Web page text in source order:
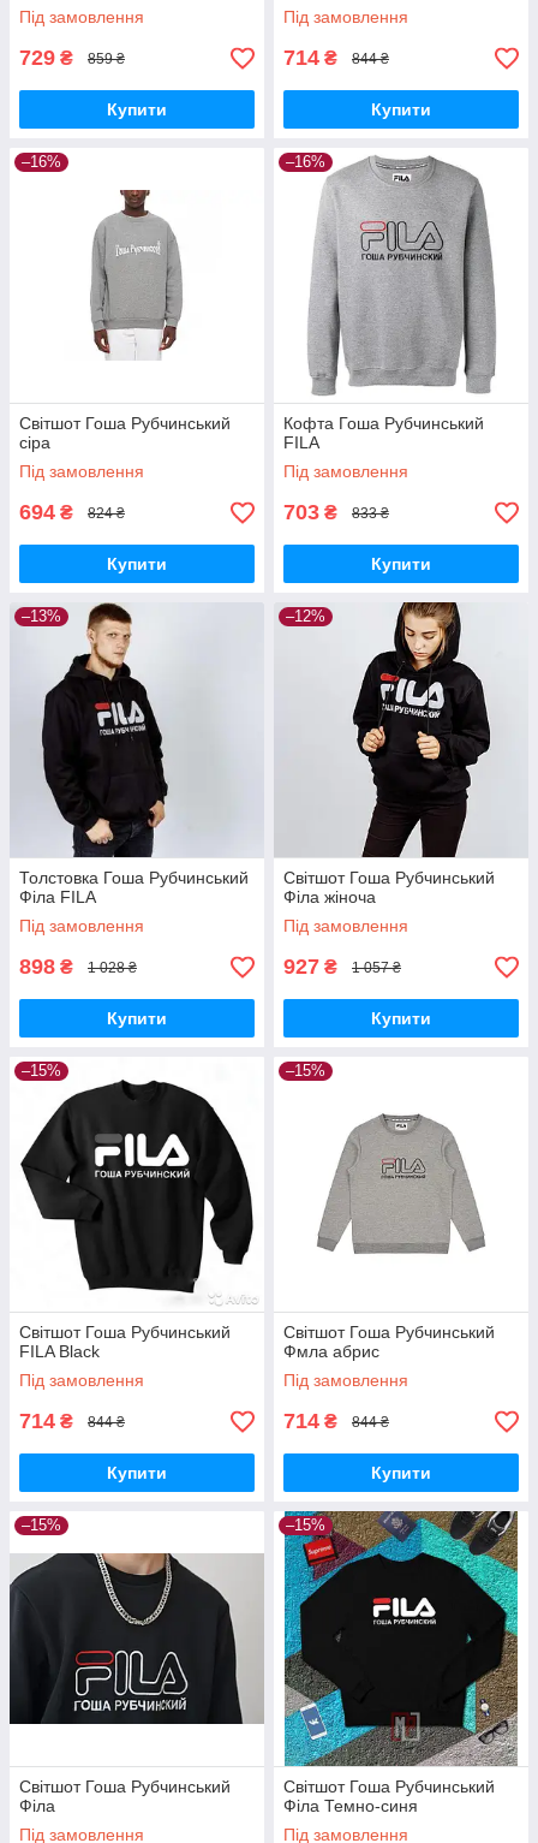
Під замовлення
729 ₴ 859 ₴
Купити
Під замовлення
714 ₴ 844 ₴
Купити
–16%
Світшот Гоша Рубчинський
сіра
Під замовлення
694 ₴ 824 ₴
Купити
–16%
Кофта Гоша Рубчинський
FILA
Під замовлення
703 ₴ 833 ₴
Купити
–13%
Толстовка Гоша Рубчинський
Філа FILA
Під замовлення
898 ₴ 1 028 ₴
Купити
–12%
Світшот Гоша Рубчинський
Філа жіноча
Під замовлення
927 ₴ 1 057 ₴
Купити
–15%
Світшот Гоша Рубчинський
FILA Black
Під замовлення
714 ₴ 844 ₴
Купити
–15%
Світшот Гоша Рубчинський
Фмла абрис
Під замовлення
714 ₴ 844 ₴
Купити
–15%
Світшот Гоша Рубчинський
Філа
Під замовлення
–15%
Світшот Гоша Рубчинський
Філа Темно-синя
Під замовлення